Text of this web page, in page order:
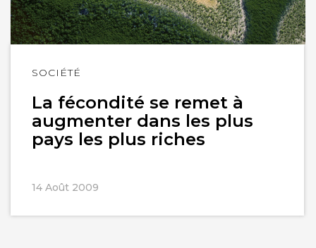
SOCIÉTÉ
La fécondité se remet à
augmenter dans les plus
pays les plus riches
14 Août 2009
Lire